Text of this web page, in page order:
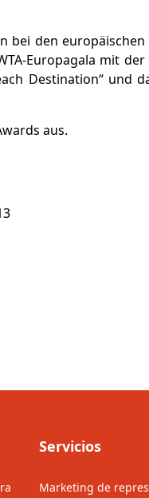
den
Europagala mit
Destination“ und
aus.
Servicios
Marketing de